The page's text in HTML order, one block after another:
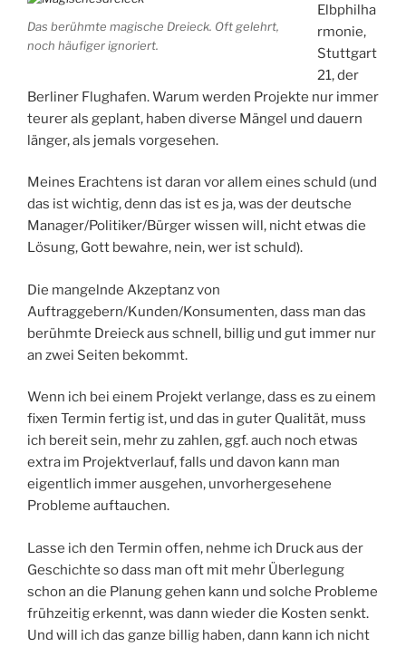
Das berühmte magische Dreieck. Oft gelehrt,
noch häufiger ignoriert.
Elbphilha
rmonie,
Stuttgart
21, der
Berliner Flughafen. Warum werden Projekte nur immer
teurer als geplant, haben diverse Mängel und dauern
länger, als jemals vorgesehen.
Meines Erachtens ist daran vor allem eines schuld (und
das ist wichtig, denn das ist es ja, was der deutsche
Manager/Politiker/Bürger wissen will, nicht etwas die
Lösung, Gott bewahre, nein, wer ist schuld).
Die mangelnde Akzeptanz von
Auftraggebern/Kunden/Konsumenten, dass man das
berühmte Dreieck aus schnell, billig und gut immer nur
an zwei Seiten bekommt.
Wenn ich bei einem Projekt verlange, dass es zu einem
fixen Termin fertig ist, und das in guter Qualität, muss
ich bereit sein, mehr zu zahlen, ggf. auch noch etwas
extra im Projektverlauf, falls und davon kann man
eigentlich immer ausgehen, unvorhergesehene
Probleme auftauchen.
Lasse ich den Termin offen, nehme ich Druck aus der
Geschichte so dass man oft mit mehr Überlegung
schon an die Planung gehen kann und solche Probleme
frühzeitig erkennt, was dann wieder die Kosten senkt.
Und will ich das ganze billig haben, dann kann ich nicht